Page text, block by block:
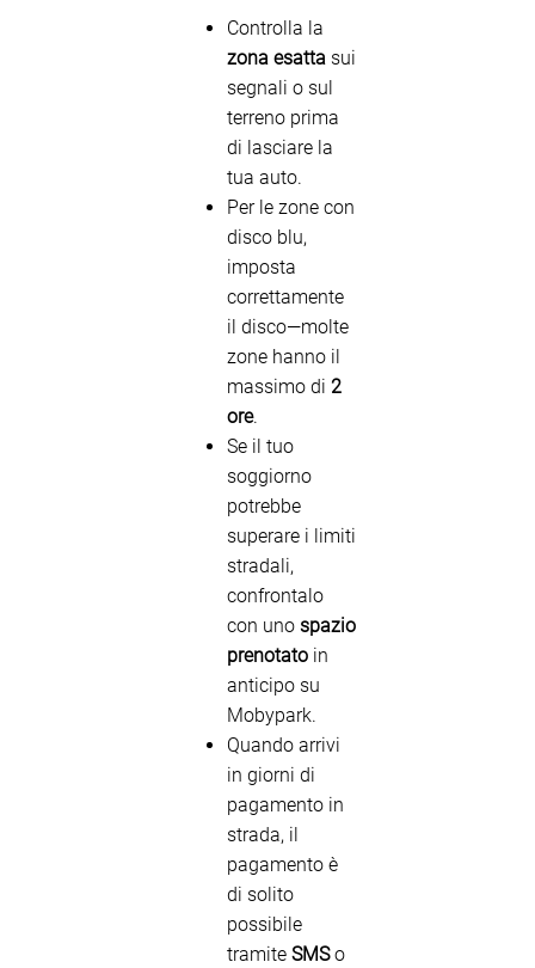
Controlla la
zona esatta sui
segnali o sul
terreno prima
di lasciare la
tua auto.
Per le zone con
disco blu,
imposta
correttamente
il disco—molte
zone hanno il
massimo di 2
ore.
Se il tuo
soggiorno
potrebbe
superare i limiti
stradali,
confrontalo
con uno spazio
prenotato in
anticipo su
Mobypark.
Quando arrivi
in giorni di
pagamento in
strada, il
pagamento è
di solito
possibile
tramite SMSo